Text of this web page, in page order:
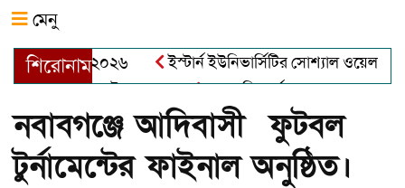
মেনু
শিরোনাম
অ্যাওয়ার্ড–২০২৬
ইস্টার্ন ইউনিভার্সিটির সোশ্যাল ওয়েলফেয়ার
খালেক এর ইন্তেকাল
আত্মশুদ্ধি অর্জন ও অশুভকে বর্জন করে
নবাবগঞ্জে আদিবাসী ফুটবল
টুর্নামেন্টের ফাইনাল অনুষ্ঠিত।